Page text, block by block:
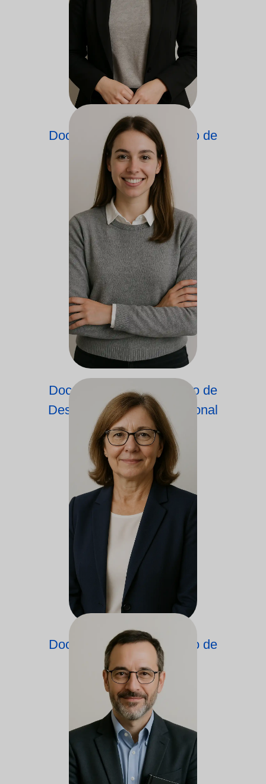
Docente no Departamento de
Psicologia
Docente do Departamento de
Desenvolvimento Profissional
Académico
Docente do Departamento de
Coaching e Negócios